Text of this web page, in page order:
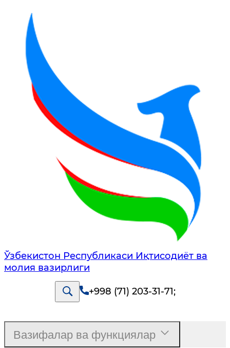
Ўзбекистон Республикаси Иқтисодиёт ва
молия вазирлиги
+998 (71) 203-31-71;
Вазифалар ва функциялар